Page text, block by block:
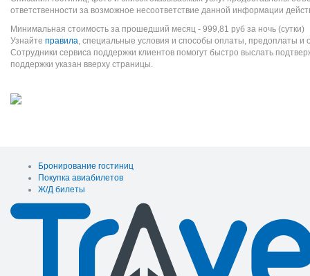
ответственности за возможное несоответствие данной информации
Минимальная стоимость за прошедший месяц - 999,81 руб за ночь (сутки)
Узнайте правила, специальные условия и способы оплаты, предоплаты и
Сотрудники сервиса поддержки клиентов помогут быстро выслать
поддержки указан вверху страницы.
Бронирование гостиниц
Покупка авиабилетов
Ж/Д билеты